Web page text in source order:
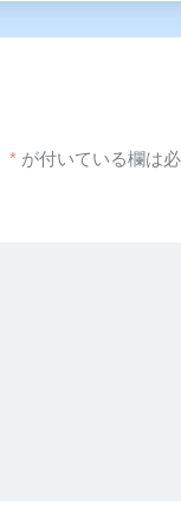
* が付いている欄は